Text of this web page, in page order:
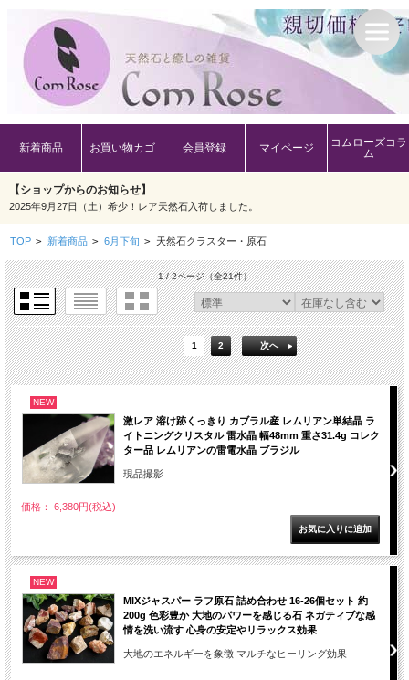
新着商品 お買い物カゴ 会員登録 マイページ
コムローズコラ
ム
【ショップからのお知らせ】
2025年9月27日（土）希少！レア天然石入荷しました。
TOP > 新着商品 > 6月下旬 > 天然石クラスター・原石
1 / 2ページ（全21件）
1 2 次へ
NEW
激レア 溶け跡くっきり カブラル産 レムリアン単結晶 ラ
イトニングクリスタル 雷水晶 幅48mm 重さ31.4g コレク
ター品 レムリアンの雷電水晶 ブラジル
現品撮影
価格： 6,380円(税込)
NEW
MIXジャスパー ラフ原石 詰め合わせ 16-26個セット 約
200g 色彩豊か 大地のパワーを感じる石 ネガティブな感
情を洗い流す 心身の安定やリラックス効果
大地のエネルギーを象徴 マルチなヒーリング効果